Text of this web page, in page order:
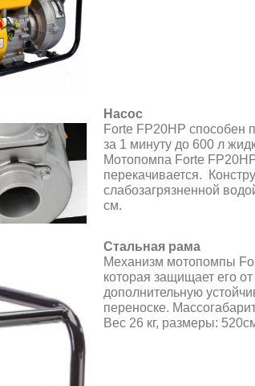
Насос
Forte FP20HP способен
за 1 минуту до 600 л
Мотопомпа Forte
перекачивается.
слабозагрязненной
см.
Стальная рама
Механизм мотопомпы
которая защищает его
дополнительную
переноске.
Вес 26 кг, размеры: